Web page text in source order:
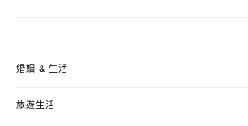
婚姻 & 生活
旅遊生活